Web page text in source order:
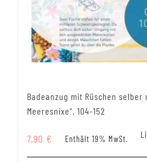
Badeanzug mit Rüschen selber
Meeresnixe“, 104-152
7,90 € Enthält 19% MwSt.